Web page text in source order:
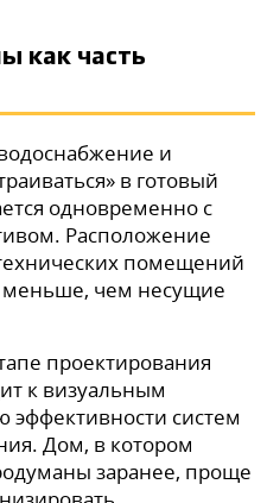
как часть
и
в готовый
одновременно с
Расположение
помещений
меньше, чем несущие
проектирования
к визуальным
систем
Дом, в котором
заранее, проще